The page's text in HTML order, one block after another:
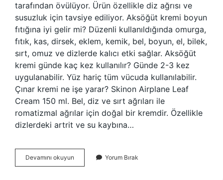
tarafından övülüyor. Ürün özellikle diz ağrısı ve
susuzluk için tavsiye ediliyor. Aksöğüt kremi boyun
fıtığına iyi gelir mi? Düzenli kullanıldığında omurga,
fıtık, kas, dirsek, eklem, kemik, bel, boyun, el, bilek,
sırt, omuz ve dizlerde kalıcı etki sağlar. Aksöğüt
kremi günde kaç kez kullanılır? Günde 2-3 kez
uygulanabilir. Yüz hariç tüm vücuda kullanılabilir.
Çınar kremi ne işe yarar? Skinon Airplane Leaf
Cream 150 ml. Bel, diz ve sırt ağrıları ile
romatizmal ağrılar için doğal bir kremdir. Özellikle
dizlerdeki artrit ve su kaybına…
Devamını okuyun
Aksöğüt
Yorum Bırak